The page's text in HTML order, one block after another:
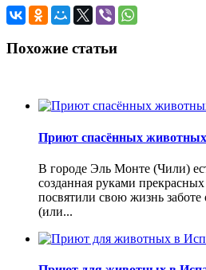
Похожие статьи
Приют спасённых
В городе Эль Монте (Чили)
созданная руками
посвятили свою жизнь
(или...